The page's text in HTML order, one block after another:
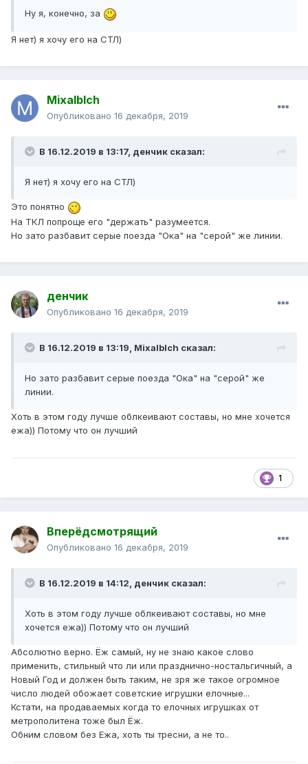
Ну я, конечно, за
Я нет) я хочу его на СТЛ)
Mixalblch
Опубликовано 16 декабря, 2019
В 16.12.2019 в 13:17, денчик сказал:
Я нет) я хочу его на СТЛ)
Это понятно
На ТКЛ попроще его "держать" разумеется.
Но зато разбавит серые поезда "Ока" на "серой" же линии.
денчик
Опубликовано 16 декабря, 2019
В 16.12.2019 в 13:19, Mixalblch сказал:
Но зато разбавит серые поезда "Ока" на "серой" же
линии.
Хоть в этом году лучше облкеивают составы, но мне хочется
ежа)) Потому что он лучший
1
Вперёдсмотрящий
Опубликовано 16 декабря, 2019
В 16.12.2019 в 14:12, денчик сказал:
Хоть в этом году лучше облкеивают составы, но мне
хочется ежа)) Потому что он лучший
Абсолютно верно. Ёж самый, ну не знаю какое слово
применить, стильный что ли или празднично-ностальгичный, а
Новый Год и должен быть таким, не зря же такое огромное
число людей обожает советские игрушки елочные...
Кстати, на продаваемых когда то елочных игрушках от
метрополитена тоже был Ёж.
Обним словом без Ежа, хоть ты тресни, а не то..